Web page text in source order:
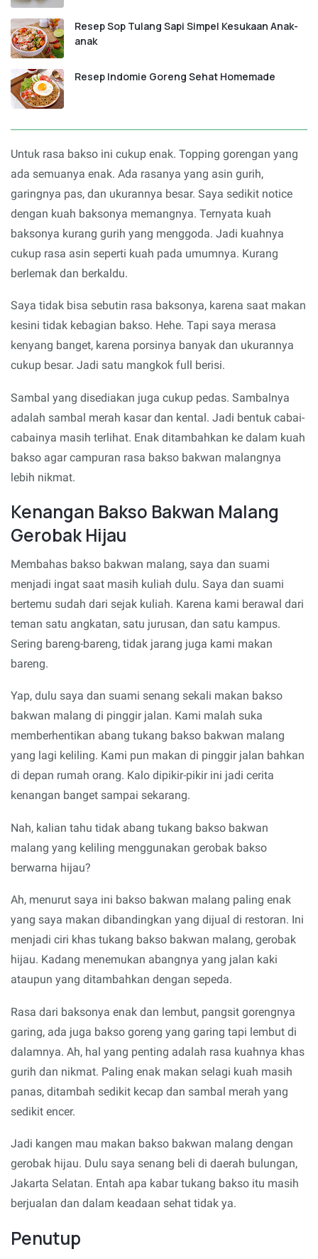
Resep Sop Tulang Sapi Simpel Kesukaan Anak-
anak
Resep Indomie Goreng Sehat Homemade
Untuk rasa bakso ini cukup enak. Topping gorengan yang
ada semuanya enak. Ada rasanya yang asin gurih,
garingnya pas, dan ukurannya besar. Saya sedikit notice
dengan kuah baksonya memangnya. Ternyata kuah
baksonya kurang gurih yang menggoda. Jadi kuahnya
cukup rasa asin seperti kuah pada umumnya. Kurang
berlemak dan berkaldu.
Saya tidak bisa sebutin rasa baksonya, karena saat makan
kesini tidak kebagian bakso. Hehe. Tapi saya merasa
kenyang banget, karena porsinya banyak dan ukurannya
cukup besar. Jadi satu mangkok full berisi.
Sambal yang disediakan juga cukup pedas. Sambalnya
adalah sambal merah kasar dan kental. Jadi bentuk cabai-
cabainya masih terlihat. Enak ditambahkan ke dalam kuah
bakso agar campuran rasa bakso bakwan malangnya
lebih nikmat.
Kenangan Bakso Bakwan Malang
Gerobak Hijau
Membahas bakso bakwan malang, saya dan suami
menjadi ingat saat masih kuliah dulu. Saya dan suami
bertemu sudah dari sejak kuliah. Karena kami berawal dari
teman satu angkatan, satu jurusan, dan satu kampus.
Sering bareng-bareng, tidak jarang juga kami makan
bareng.
Yap, dulu saya dan suami senang sekali makan bakso
bakwan malang di pinggir jalan. Kami malah suka
memberhentikan abang tukang bakso bakwan malang
yang lagi keliling. Kami pun makan di pinggir jalan bahkan
di depan rumah orang. Kalo dipikir-pikir ini jadi cerita
kenangan banget sampai sekarang.
Nah, kalian tahu tidak abang tukang bakso bakwan
malang yang keliling menggunakan gerobak bakso
berwarna hijau?
Ah, menurut saya ini bakso bakwan malang paling enak
yang saya makan dibandingkan yang dijual di restoran. Ini
menjadi ciri khas tukang bakso bakwan malang, gerobak
hijau. Kadang menemukan abangnya yang jalan kaki
ataupun yang ditambahkan dengan sepeda.
Rasa dari baksonya enak dan lembut, pangsit gorengnya
garing, ada juga bakso goreng yang garing tapi lembut di
dalamnya. Ah, hal yang penting adalah rasa kuahnya khas
gurih dan nikmat. Paling enak makan selagi kuah masih
panas, ditambah sedikit kecap dan sambal merah yang
sedikit encer.
Jadi kangen mau makan bakso bakwan malang dengan
gerobak hijau. Dulu saya senang beli di daerah bulungan,
Jakarta Selatan. Entah apa kabar tukang bakso itu masih
berjualan dan dalam keadaan sehat tidak ya.
Penutup